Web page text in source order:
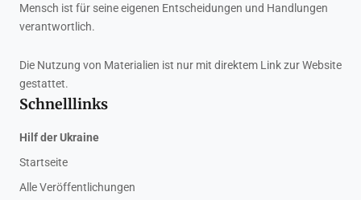
Mensch ist für seine eigenen Entscheidungen und Handlungen
verantwortlich.
Die Nutzung von Materialien ist nur mit direktem Link zur Website
gestattet.
Schnelllinks
Hilf der Ukraine
Startseite
Alle Veröffentlichungen